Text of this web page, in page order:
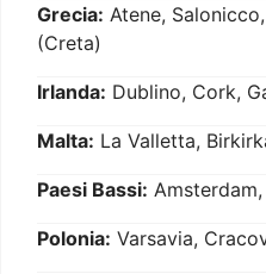
Grecia: Atene,
(Creta)
Irlanda: Dublino, Cork,
Malta: La Valletta,
Paesi Bassi:
Polonia: Varsavia,